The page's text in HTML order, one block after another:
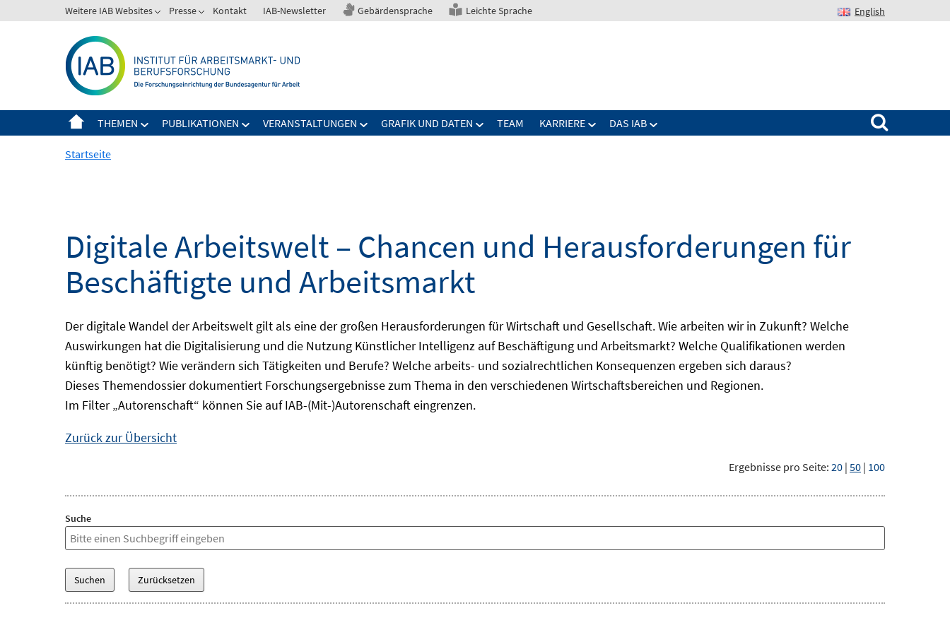
zum
Weitere IAB Websites Presse Kontakt IAB-Newsletter Gebärdensprache Leichte Sprache English
THEMEN PUBLIKATIONEN VERANSTALTUNGEN GRAFIK UND DATEN TEAM KARRIERE DAS IAB
Suchen nach:
Startseite
Digitale Arbeitswelt – Chancen und Herausforderungen für
Beschäftigte und Arbeitsmarkt
Der digitale Wandel der Arbeitswelt gilt als eine der großen Herausforderungen für Wirtschaft und Gesellschaft. Wie arbeiten wir in Zukunft? Welche
Auswirkungen hat die Digitalisierung und die Nutzung Künstlicher Intelligenz auf Beschäftigung und Arbeitsmarkt? Welche Qualifikationen werden
künftig benötigt? Wie verändern sich Tätigkeiten und Berufe? Welche arbeits- und sozialrechtlichen Konsequenzen ergeben sich daraus?
Dieses Themendossier dokumentiert Forschungsergebnisse zum Thema in den verschiedenen Wirtschaftsbereichen und Regionen.
Im Filter „Autorenschaft“ können Sie auf IAB-(Mit-)Autorenschaft eingrenzen.
Zurück zur Übersicht
Ergebnisse pro Seite: 20 | 50 | 100
Suche